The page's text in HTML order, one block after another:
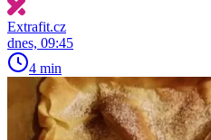
Extrafit.cz
dnes, 09:45
4 min